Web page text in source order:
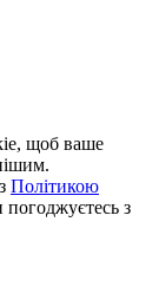
щоб ваше
Політикою
з